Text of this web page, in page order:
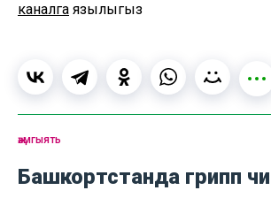
каналга язылыгыз
җәмгыять
Башкортстанда грипп